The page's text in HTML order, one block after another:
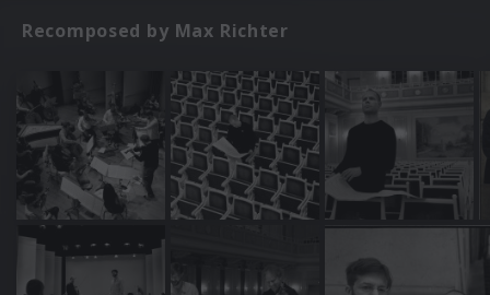
Recomposed by Max Richter